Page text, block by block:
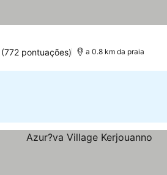
(772 pontuações) a 0.8 km da praia